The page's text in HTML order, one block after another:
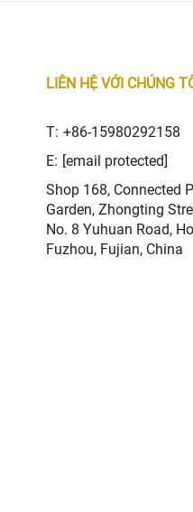
LIÊN HỆ VỚI CHÚNG
T: +86-15980292158
E: [email protected]
Shop 168, Connected
Garden, Zhongting
No. 8 Yuhuan Road,
Fuzhou, Fujian, China